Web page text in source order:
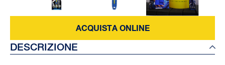
ACQUISTA ONLINE
DESCRIZIONE